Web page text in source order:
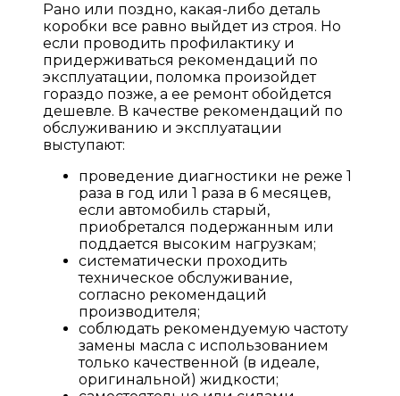
Рано или поздно, какая-либо деталь
коробки все равно выйдет из строя. Но
если проводить профилактику и
придерживаться рекомендаций по
эксплуатации, поломка произойдет
гораздо позже, а ее ремонт обойдется
дешевле. В качестве рекомендаций по
обслуживанию и эксплуатации
выступают:
проведение диагностики не реже 1
раза в год или 1 раза в 6 месяцев,
если автомобиль старый,
приобретался подержанным или
поддается высоким нагрузкам;
систематически проходить
техническое обслуживание,
согласно рекомендаций
производителя;
соблюдать рекомендуемую частоту
замены масла с использованием
только качественной (в идеале,
оригинальной) жидкости;